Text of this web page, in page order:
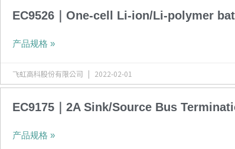
EC9526｜One-cell Li-ion/Li-polymer
产品规格 »
飞虹高科股份有限公司 2022-02-01
EC9175｜2A Sink/Source Bus
产品规格 »